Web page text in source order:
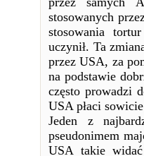
stosowanych
stosowania
uczynił. Ta
przez USA, za
na podstawie
często prowadzi
USA płaci
Jeden z
pseudonimem
USA takie